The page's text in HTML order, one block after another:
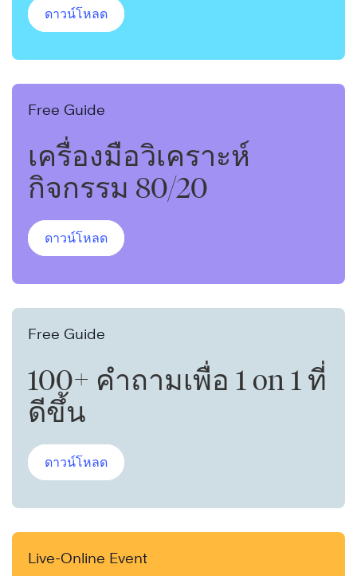
ดาวน์โหลด
Free Guide
เครื่องมือวิเคราะห์
กิจกรรม 80/20
ดาวน์โหลด
Free Guide
100+ คำถามเพื่อ 1 on 1 ที่
ดีขึ้น
ดาวน์โหลด
Live-Online Event